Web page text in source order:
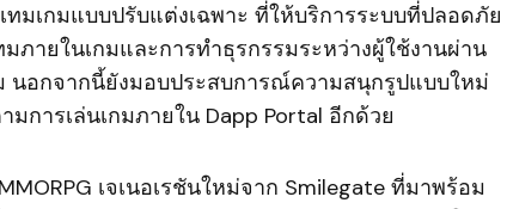
ทมเกมแบบปรับแต่งเฉพาะ ที่ให้บริการระบบที่ปลอดภัย
ภายในเกมและการทำธุรกรรมระหว่างผู้ใช้งานผ่าน
นอกจากนี้ยังมอบประสบการณ์ความสนุกรูปแบบใหม่
มการเล่นเกมภายใน Dapp Portal อีกด้วย
เจเนอเรชันใหม่จาก Smilegate ที่มาพร้อม